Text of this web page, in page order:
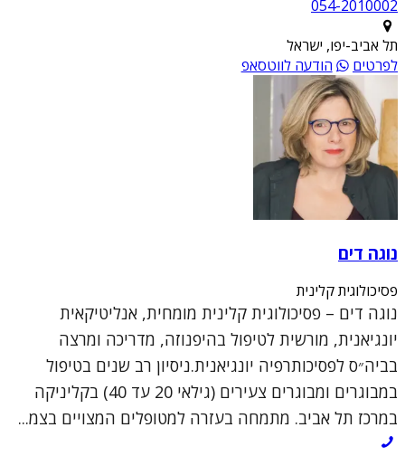
054-2010002
תל אביב-יפו, ישראל
לפרטים
הודעה לווטסאפ
נוגה דים
פסיכולוגית קלינית
נוגה דים – פסיכולוגית קלינית מומחית, אנליטיקאית
יונגיאנית, מורשית לטיפול בהיפנוזה, מדריכה ומרצה
בביה״ס לפסיכותרפיה יונגיאנית.ניסיון רב שנים בטיפול
במבוגרים ומבוגרים צעירים (גילאי 20 עד 40) בקליניקה
במרכז תל אביב. מתמחה בעזרה למטופלים המצויים בצמ...